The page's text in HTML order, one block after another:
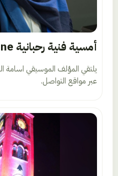
أمسية فنية رحبانية Online !
يلتقي المؤلف الموسيقي اسامة
عبر مواقع التواصل.